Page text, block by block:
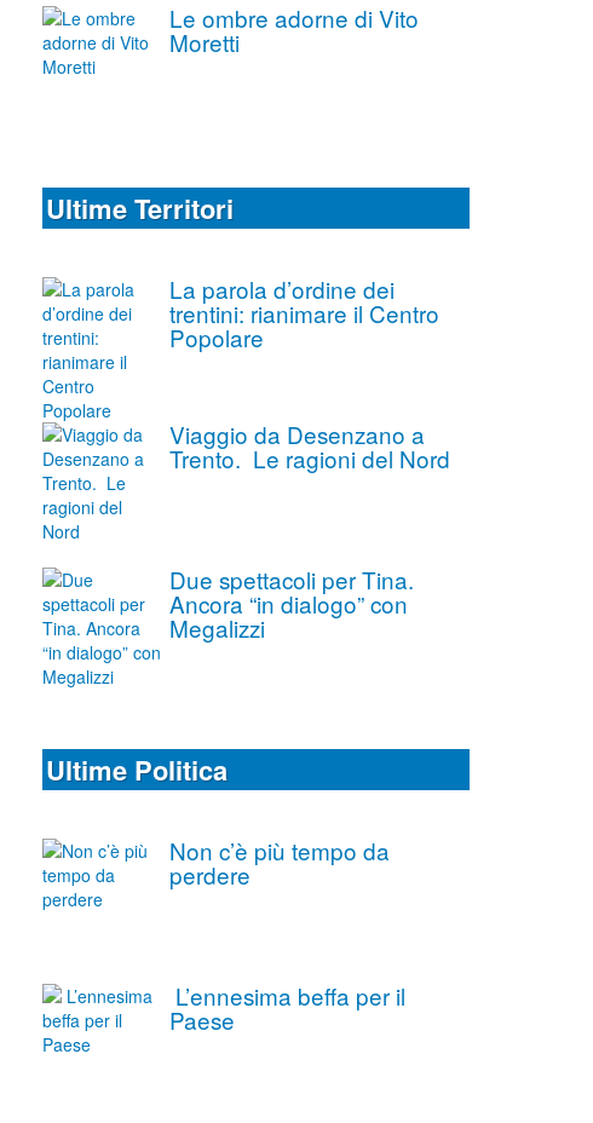
Le ombre adorne di Vito
Moretti
Ultime Territori
La parola d’ordine dei
trentini: rianimare il Centro
Popolare
Viaggio da Desenzano a
Trento. Le ragioni del Nord
Due spettacoli per Tina.
Ancora “in dialogo” con
Megalizzi
Ultime Politica
Non c’è più tempo da
perdere
L’ennesima beffa per il
Paese